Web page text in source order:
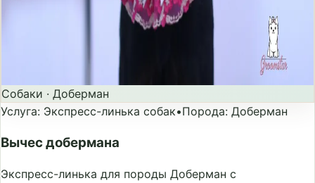
Собаки · Доберман
Услуга: Экспресс-линька собак•Порода: Доберман
Вычес добермана
Экспресс-линька для породы Доберман с